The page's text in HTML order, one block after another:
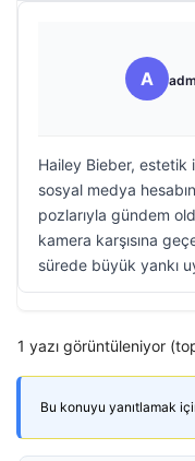
A
Hailey Bieber, estetik
sosyal medya
pozlarıyla gündem
kamera karşısına
sürede büyük yankı
1 yazı görüntüleniyor
Bu konuyu yanıtlamak